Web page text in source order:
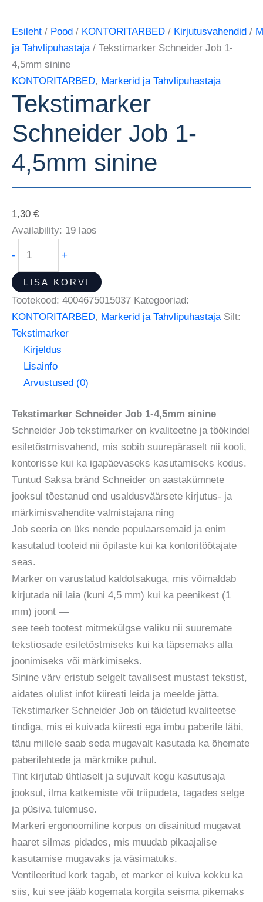
Esileht / Pood / KONTORITARBED / Kirjutusvahendid /
ja Tahvlipuhastaja/ Tekstimarker Schneider Job 1-
4,5mm sinine
KONTORITARBED, Markerid ja Tahvlipuhastaja
Tekstimarker
Schneider Job 1-
4,5mm sinine
1,30 €
Availability: 19 laos
- +
LISA KORVI
Tootekood: 4004675015037 Kategooriad:
KONTORITARBED, Markerid ja Tahvlipuhastaja Silt:
Tekstimarker
Kirjeldus
Lisainfo
Arvustused (0)
Tekstimarker Schneider Job 1-4,5mm sinine
Schneider Job tekstimarker on kvaliteetne ja töökindel
esiletõstmisvahend, mis sobib suurepäraselt nii kooli,
kontorisse kui ka igapäevaseks kasutamiseks kodus.
Tuntud Saksa bränd Schneider on aastakümnete
jooksul tõestanud end usaldusväärsete kirjutus- ja
märkimisvahendite valmistajana ning
Job seeria on üks nende populaarsemaid ja enim
kasutatud tooteid nii õpilaste kui ka kontoritöötajate
seas.
Marker on varustatud kaldotsakuga, mis võimaldab
kirjutada nii laia (kuni 4,5 mm) kui ka peenikest (1
mm) joont —
see teeb tootest mitmekülgse valiku nii suuremate
tekstiosade esiletõstmiseks kui ka täpsemaks alla
joonimiseks või märkimiseks.
Sinine värv eristub selgelt tavalisest mustast tekstist,
aidates olulist infot kiiresti leida ja meelde jätta.
Tekstimarker Schneider Job on täidetud kvaliteetse
tindiga, mis ei kuivada kiiresti ega imbu paberile läbi,
tänu millele saab seda mugavalt kasutada ka õhemate
paberilehtede ja märkmike puhul.
Tint kirjutab ühtlaselt ja sujuvalt kogu kasutusaja
jooksul, ilma katkemiste või triipudeta, tagades selge
ja püsiva tulemuse.
Markeri ergonoomiline korpus on disainitud mugavat
haaret silmas pidades, mis muudab pikaajalise
kasutamise mugavaks ja väsimatuks.
Ventileeritud kork tagab, et marker ei kuiva kokku ka
siis, kui see jääb kogemata korgita seisma pikemaks